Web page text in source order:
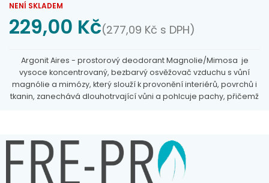
NENÍ SKLADEM
229,00 Kč(277,09 Kč s DPH)
Argonit Aires - prostorový deodorant Magnolie/Mimosa je
vysoce koncentrovaný, bezbarvý osvěžovač vzduchu s vůní
magnólie a mimózy, který slouží k provonění interiérů, povrchů i
tkanin, zanechává dlouhotrvající vůni a pohlcuje pachy, přičemž